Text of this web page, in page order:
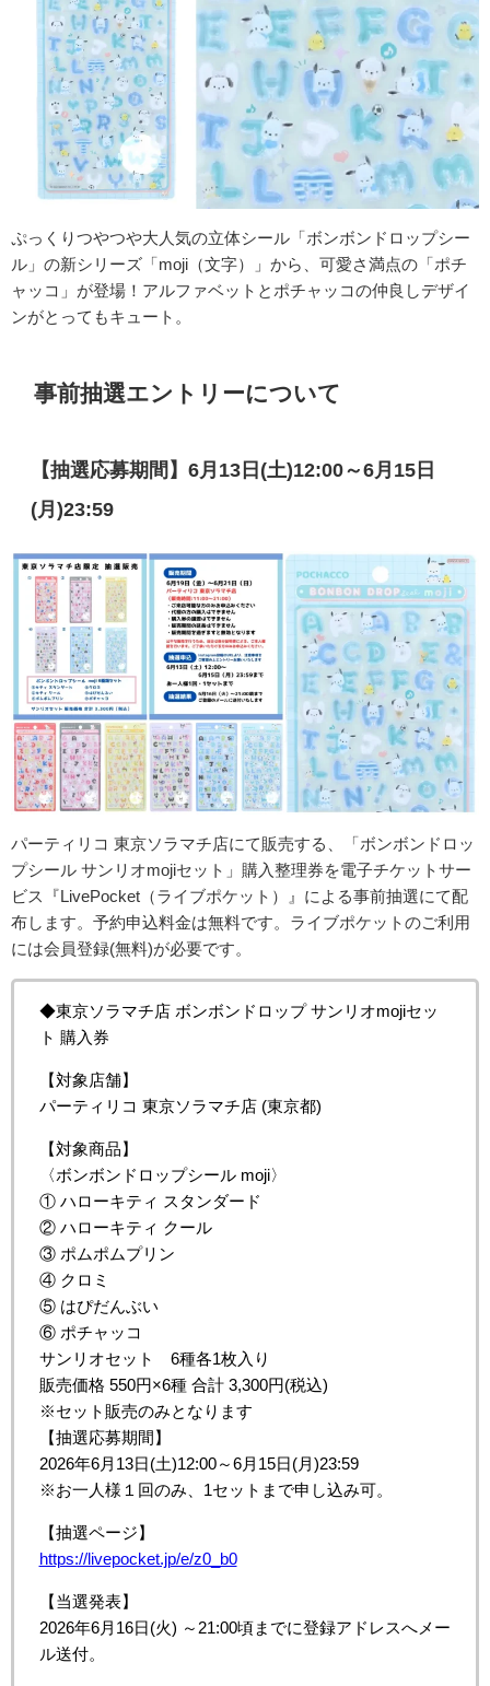
ぷっくりつやつや大人気の立体シール「ボンボンドロップシー
ル」の新シリーズ「moji（文字）」から、可愛さ満点の「ポチ
ャッコ」が登場！アルファベットとポチャッコの仲良しデザイ
ンがとってもキュート。
事前抽選エントリーについて
【抽選応募期間】6月13日(土)12:00～6月15日
(月)23:59
パーティリコ 東京ソラマチ店にて販売する、「ボンボンドロッ
プシール サンリオmojiセット」購入整理券を電子チケットサー
ビス『LivePocket（ライブポケット）』による事前抽選にて配
布します。 予約申込料金は無料です。ライブポケットのご利用
には会員登録(無料)が必要です。
◆東京ソラマチ店 ボンボンドロップ サンリオmojiセッ
ト 購入券
【対象店舗】
パーティリコ 東京ソラマチ店 (東京都)
【対象商品】
〈ボンボンドロップシール moji〉
① ハローキティ スタンダード
② ハローキティ クール
③ ポムポムプリン
④ クロミ
⑤ はぴだんぶい
⑥ ポチャッコ
サンリオセット 6種各1枚入り
販売価格 550円×6種 合計 3,300円(税込)
※セット販売のみとなります
【抽選応募期間】
2026年6月13日(土)12:00～6月15日(月)23:59
※お一人様１回のみ、1セットまで申し込み可。
【抽選ページ】
https://livepocket.jp/e/z0_b0
【当選発表】
2026年6月16日(火) ～21:00頃までに登録アドレスへメー
ル送付。